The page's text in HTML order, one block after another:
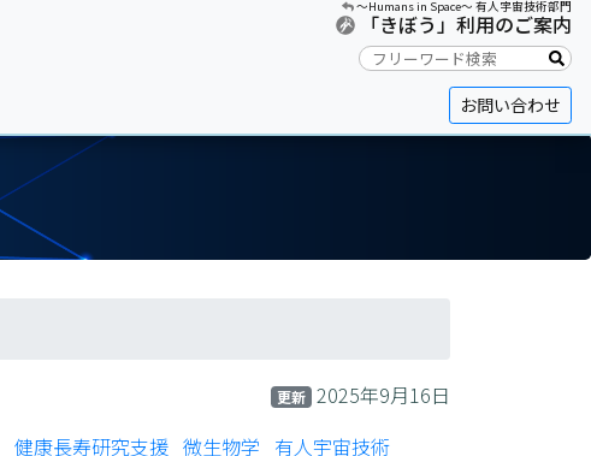
〜Humans in Space〜 有人宇宙技術部門
「きぼう」利用のご案内
お問い合わせ
更新 2025年9月16日
健康長寿研究支援 微生物学 有人宇宙技術